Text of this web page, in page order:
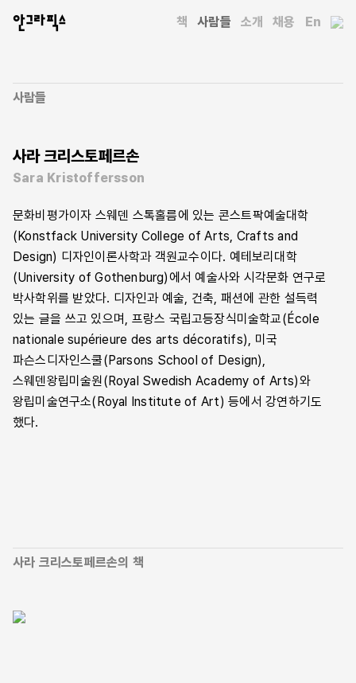
안그라픽스 책 사람들 소개 채용 En
사람들
사라 크리스토페르손
Sara Kristoffersson
문화비평가이자 스웨덴 스톡홀름에 있는 콘스트팍예술대학
(Konstfack University College of Arts, Crafts and
Design) 디자인이론사학과 객원교수이다. 예테보리대학
(University of Gothenburg)에서 예술사와 시각문화 연구로
박사학위를 받았다. 디자인과 예술, 건축, 패션에 관한 설득력
있는 글을 쓰고 있으며, 프랑스 국립고등장식미술학교(École
nationale supérieure des arts décoratifs), 미국
파슨스디자인스쿨(Parsons School of Design),
스웨덴왕립미술원(Royal Swedish Academy of Arts)와
왕립미술연구소(Royal Institute of Art) 등에서 강연하기도
했다.
사라 크리스토페르손의 책